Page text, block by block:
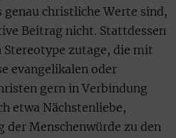
genau christliche Werte sind,
Beitrag nicht. Stattdessen
zutage, die mit
evangelikalen oder
gern in Verbindung
etwa Nächstenliebe,
der Menschenwürde zu den